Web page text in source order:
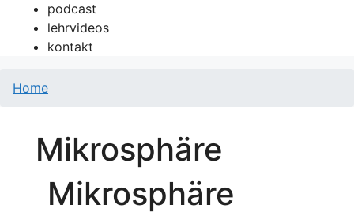
podcast
lehrvideos
kontakt
Home
Mikrosphäre
Mikrosphäre